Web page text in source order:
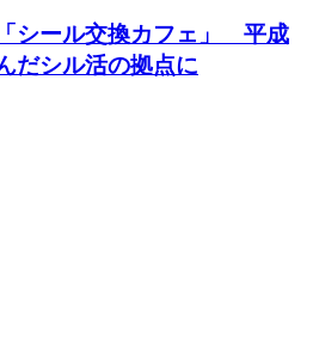
シール交換カフェ」 平成
だシル活の拠点に